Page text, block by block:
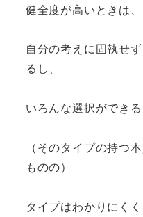
健全度が高いときは
自分の考えに固執せ
るし、
いろんな選択ができ
（そのタイプの持つ
ものの）
タイプはわかりにくく